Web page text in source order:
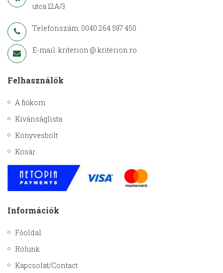
utca 12A/3
Telefonszám: 0040 264 597 450
E-mail: kriterion @ kriterion.ro
Felhasználók
A fiókom
Kívánságlista
Könyvesbolt
Kosár
Információk
Főoldal
Rólunk
Kapcsolat/Contact